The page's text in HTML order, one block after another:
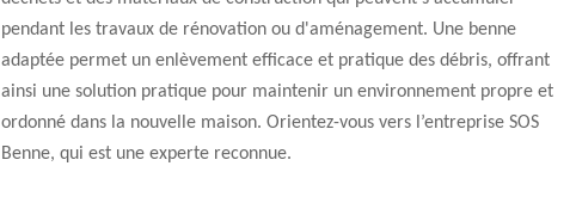
pendant les travaux de rénovation ou d'aménagement. Une benne
adaptée permet un enlèvement efficace et pratique des débris, offrant
ainsi une solution pratique pour maintenir un environnement propre et
ordonné dans la nouvelle maison. Orientez-vous vers l’entreprise SOS
Benne, qui est une experte reconnue.